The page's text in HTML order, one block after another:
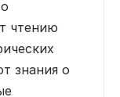
чтению
знания о